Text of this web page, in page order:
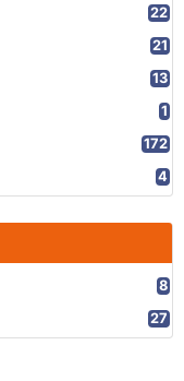
22
21
13
1
172
4
8
27